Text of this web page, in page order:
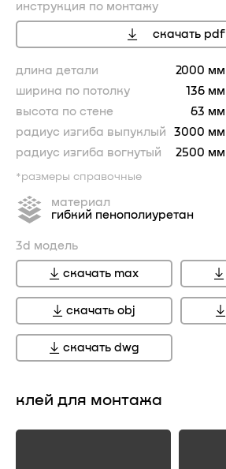
инструкция по монтажу
скачать pdf
длина детали
2000 мм
ширина по потолку
136 мм
высота по стене
63 мм
радиус изгиба выпуклый
3000 мм
радиус изгиба вогнутый
2500 мм
*размеры справочные
материал
гибкий пенополиуретан
3d модель
скачать max
скачать obj
скачать dwg
клей для монтажа